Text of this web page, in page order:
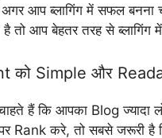
आप ब्लागिंग में सफल बनना
तो आप बेहतर तरह से ब्लागिंग
को Simple और
हैं कि आपका Blog ज्यादा
Rank करे, तो सबसे जरूरी है